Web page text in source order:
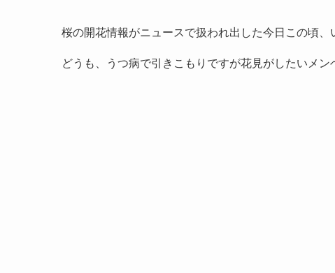
桜の開花情報がニュースで扱われ出した今日この頃、
どうも、うつ病で引きこもりですが花見がしたいメン